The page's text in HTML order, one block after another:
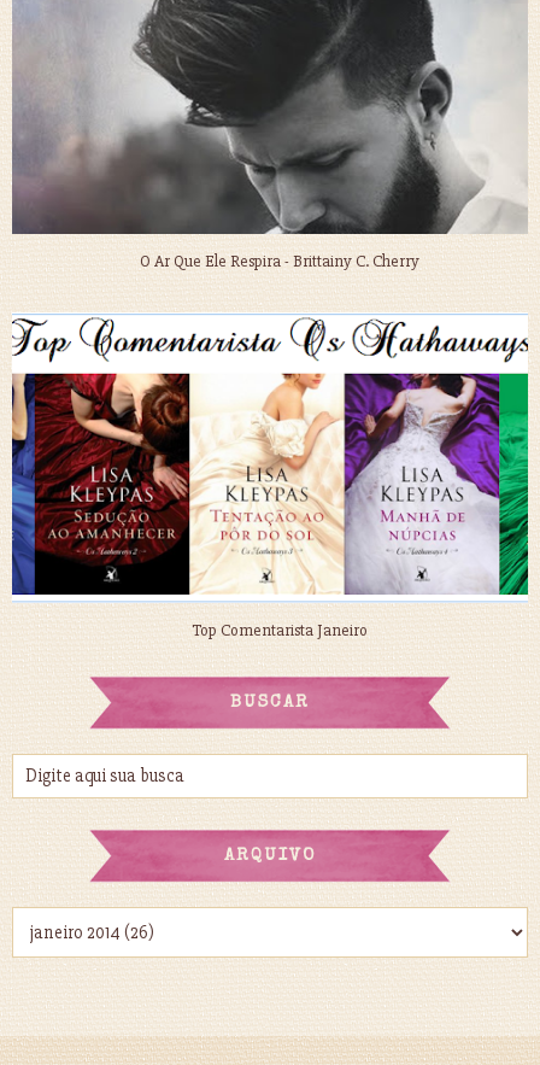
O Ar Que Ele Respira - Brittainy C. Cherry
Top Comentarista Janeiro
BUSCAR
ARQUIVO